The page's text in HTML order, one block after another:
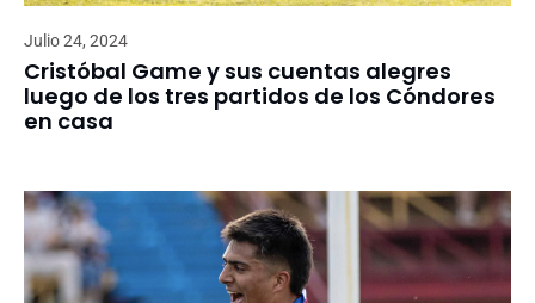
Julio 24, 2024
Cristóbal Game y sus cuentas alegres
luego de los tres partidos de los Cóndores
en casa